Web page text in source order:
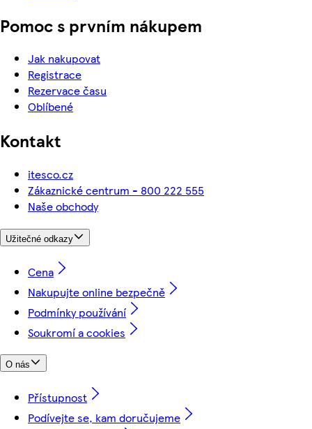
Pomoc s prvním nákupem
Jak nakupovat
Registrace
Rezervace času
Oblíbené
Kontakt
itesco.cz
Zákaznické centrum - 800 222 555
Naše obchody
Užitečné odkazy
Cena
Nakupujte online bezpečně
Podmínky používání
Soukromí a cookies
O nás
Přístupnost
Podívejte se, kam doručujeme